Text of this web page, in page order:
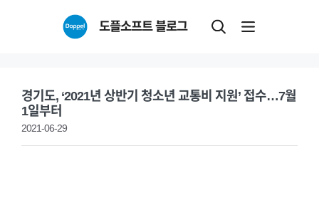
도플소프트 블로그
경기도, ‘2021년 상반기 청소년 교통비 지원’ 접수…7월
1일부터
2021-06-29